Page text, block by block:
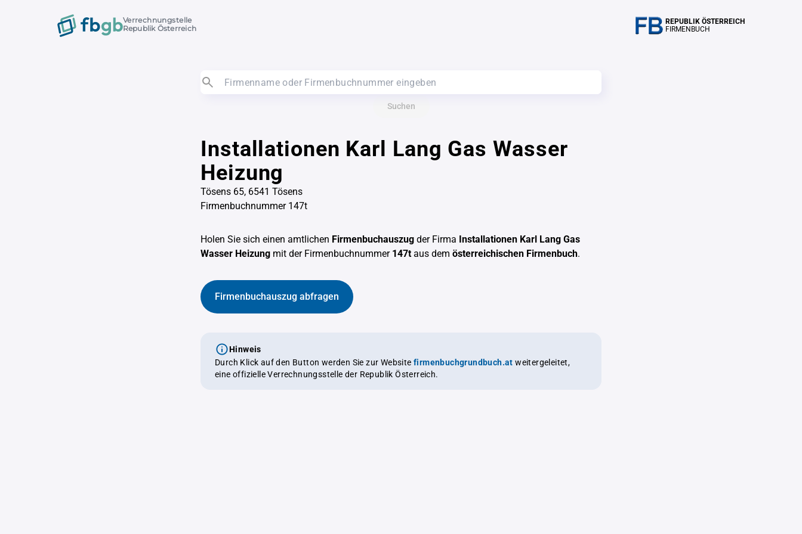
Verrechnungstelle
Republik Österreich
REPUBLIK ÖSTERREICH
FIRMENBUCH
Suchen
Installationen Karl Lang Gas Wasser
Heizung
Tösens 65, 6541 Tösens
Firmenbuchnummer 147t
Holen Sie sich einen amtlichen Firmenbuchauszug der Firma Installationen Karl Lang Gas
Wasser Heizung mit der Firmenbuchnummer 147taus dem österreichischen Firmenbuch.
Firmenbuchauszug abfragen
Hinweis
Durch Klick auf den Button werden Sie zur Website firmenbuchgrundbuch.at weitergeleitet,
eine offizielle Verrechnungsstelle der Republik Österreich.